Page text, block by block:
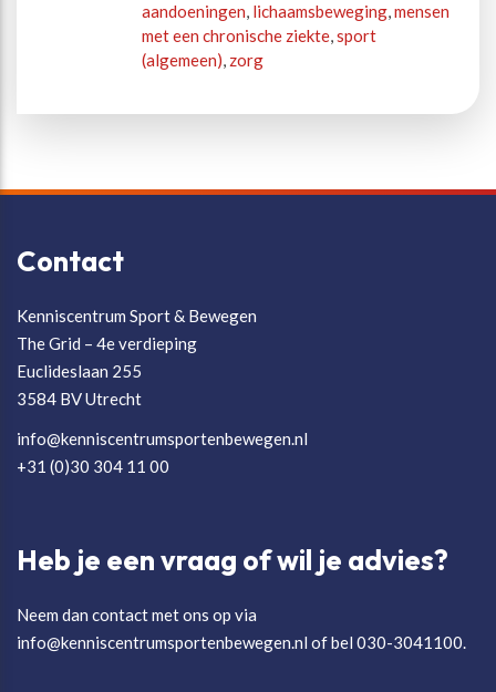
aandoeningen, lichaamsbeweging,mensen
met een chronische ziekte,sport
(algemeen), zorg
Contact
Kenniscentrum Sport & Bewegen
The Grid – 4e verdieping
Euclideslaan 255
3584 BV Utrecht
info@kenniscentrumsportenbewegen.nl
+31 (0)30 304 11 00
Heb je een vraag of wil je advies?
Neem dan contact met ons op via
info@kenniscentrumsportenbewegen.nl of bel 030-3041100.